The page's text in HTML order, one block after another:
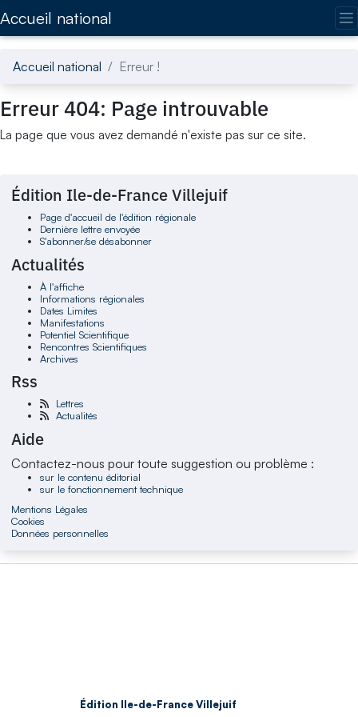
Accueil national
Accueil national Erreur !
Erreur 404: Page introuvable
La page que vous avez demandé n'existe pas sur ce site.
Édition Ile-de-France Villejuif
Page d'accueil de l'édition régionale
Dernière lettre envoyée
S'abonner/se désabonner
Actualités
À l'affiche
Informations régionales
Dates Limites
Manifestations
Potentiel Scientifique
Rencontres Scientifiques
Archives
Rss
Lettres
Actualités
Aide
Contactez-nous pour toute suggestion ou problème :
sur le contenu éditorial
sur le fonctionnement technique
Mentions Légales
Cookies
Données personnelles
Édition Ile-de-France Villejuif